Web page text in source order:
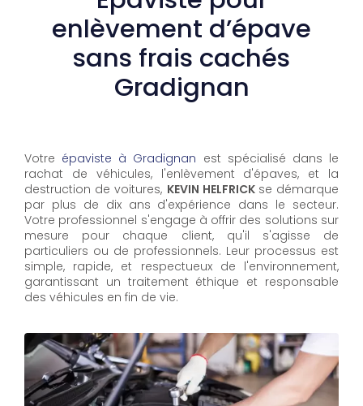
enlèvement d’épave
sans frais cachés
Gradignan
Votre épaviste à Gradignan est spécialisé dans le
rachat de véhicules, l'enlèvement d'épaves, et la
destruction de voitures, KEVIN HELFRICK se démarque
par plus de dix ans d'expérience dans le secteur.
Votre professionnel s'engage à offrir des solutions sur
mesure pour chaque client, qu'il s'agisse de
particuliers ou de professionnels. Leur processus est
simple, rapide, et respectueux de l'environnement,
garantissant un traitement éthique et responsable
des véhicules en fin de vie.